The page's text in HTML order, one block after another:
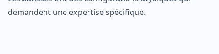
demandent une expertise spécifique.